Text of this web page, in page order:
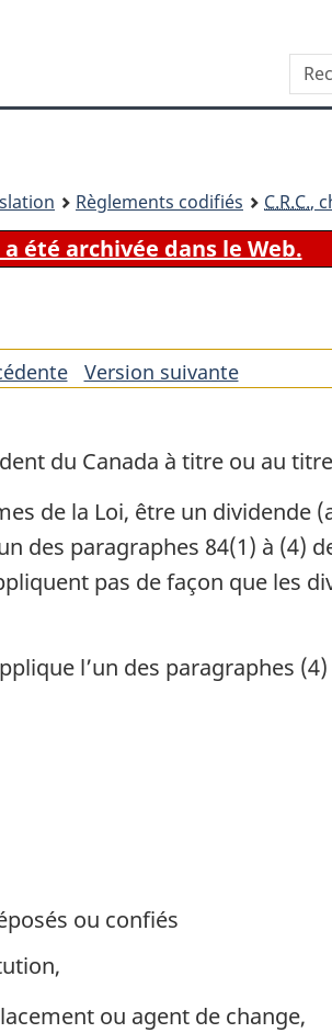
principal
À
site
version
dans
Règlements codifiés C.R.C.,
été archivée dans le Web.
deVersion suivantede
du Canada à titre ou au titre
de la Loi, être un dividende
des paragraphes 84(1) à (4)
pas de façon que les
l’un des paragraphes (4)
ou confiés
ou agent de change,